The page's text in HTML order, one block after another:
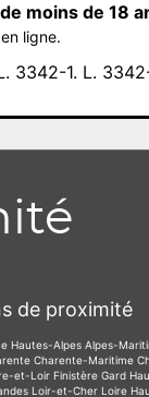
moins de 18
ligne.
3342-1. L.
de proximité
Hautes-Alpes Alpes-
Charente-Maritime
et-Loir Finistère Gard
Loir-et-Cher Loire